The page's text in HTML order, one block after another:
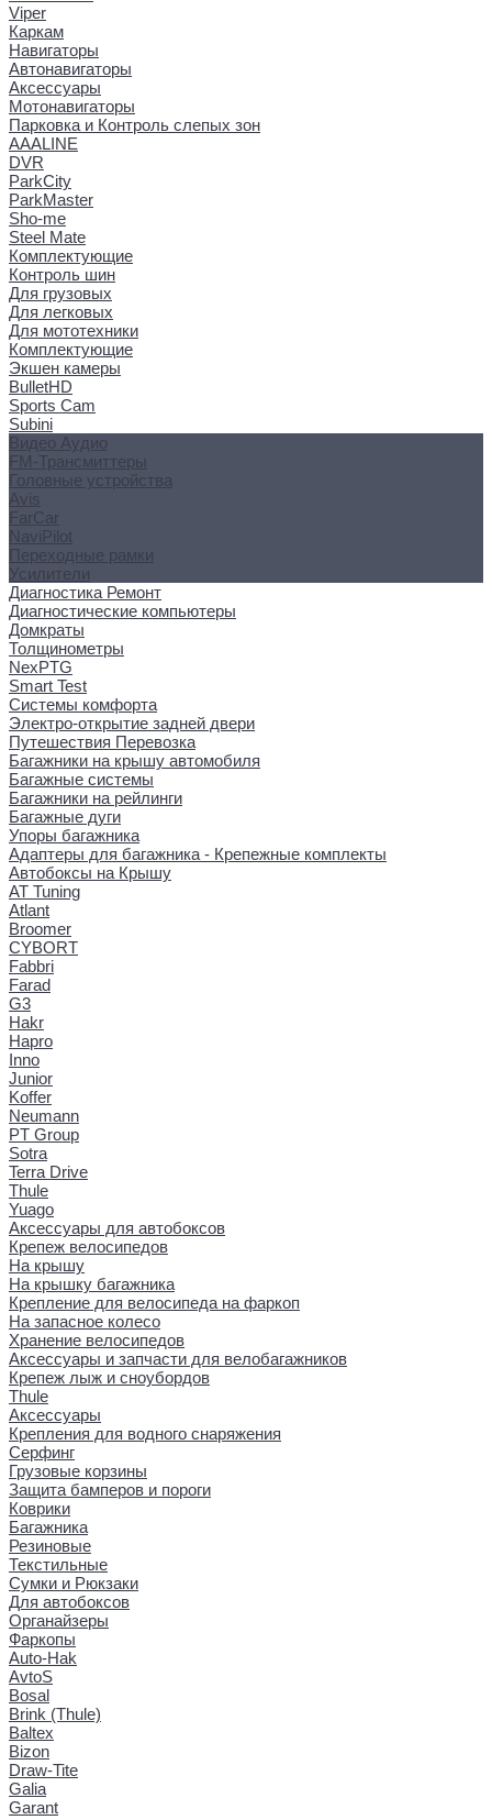
Viper
Каркам
Навигаторы
Автонавигаторы
Аксессуары
Мотонавигаторы
Парковка и Контроль слепых зон
AAALINE
DVR
ParkCity
ParkMaster
Sho-me
Steel Mate
Комплектующие
Контроль шин
Для грузовых
Для легковых
Для мототехники
Комплектующие
Экшен камеры
BulletHD
Sports Cam
Subini
Видео Аудио
FM-Трансмиттеры
Головные устройства
Avis
FarCar
NaviPilot
Переходные рамки
Усилители
Диагностика Ремонт
Диагностические компьютеры
Домкраты
Толщинометры
NexPTG
Smart Test
Системы комфорта
Электро-открытие задней двери
Путешествия Перевозка
Багажники на крышу автомобиля
Багажные системы
Багажники на рейлинги
Багажные дуги
Упоры багажника
Адаптеры для багажника - Крепежные комплекты
Автобоксы на Крышу
AT Tuning
Atlant
Broomer
CYBORT
Fabbri
Farad
G3
Hakr
Hapro
Inno
Junior
Koffer
Neumann
PT Group
Sotra
Terra Drive
Thule
Yuago
Аксессуары для автобоксов
Крепеж велосипедов
На крышу
На крышку багажника
Крепление для велосипеда на фаркоп
На запасное колесо
Хранение велосипедов
Аксессуары и запчасти для велобагажников
Крепеж лыж и сноубордов
Thule
Аксессуары
Крепления для водного снаряжения
Серфинг
Грузовые корзины
Защита бамперов и пороги
Коврики
Багажника
Резиновые
Текстильные
Сумки и Рюкзаки
Для автобоксов
Органайзеры
Фаркопы
Auto-Hak
AvtoS
Bosal
Brink (Thule)
Baltex
Bizon
Draw-Tite
Galia
Garant